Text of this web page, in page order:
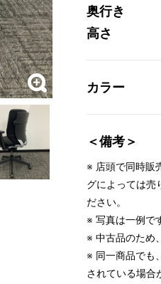
奥行き
高さ
カラー
＜備考＞
※ 店頭で同時販
グによっては売
ださい。
※ 写真は一例で
※ 中古品のため
※ 同一商品でも
されている場合